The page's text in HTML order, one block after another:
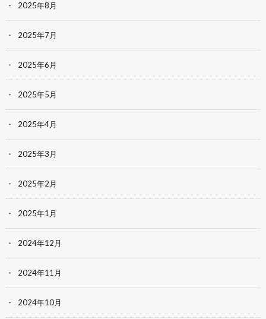
2025年8月
2025年7月
2025年6月
2025年5月
2025年4月
2025年3月
2025年2月
2025年1月
2024年12月
2024年11月
2024年10月